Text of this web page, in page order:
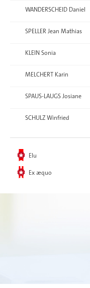
WANDERSCHEID Daniel
SPELLER Jean Mathias
KLEIN Sonia
MELCHERT Karin
SPAUS-LAUGS Josiane
SCHULZ Winfried
Elu
Ex æquo